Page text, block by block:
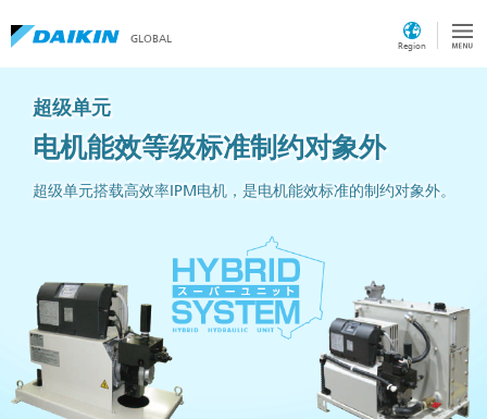
GLOBAL
Region
超级单元
电机能效等级标准制约对象外
超级单元搭载高效率IPM电机，是电机能效标准的制约对象外。